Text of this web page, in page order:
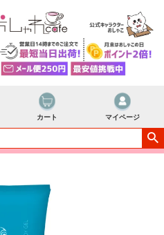
カート マイページ